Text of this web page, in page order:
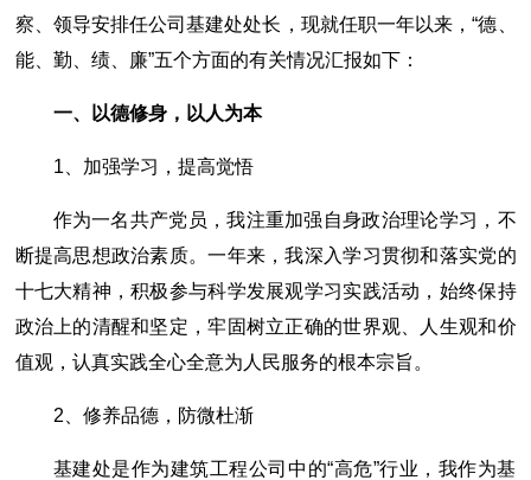
察、领导安排任公司基建处处长，现就任职一年以来，“德、
能、勤、绩、廉”五个方面的有关情况汇报如下：
一、以德修身，以人为本
1、加强学习，提高觉悟
作为一名共产党员，我注重加强自身政治理论学习，不
断提高思想政治素质。一年来，我深入学习贯彻和落实党的
十七大精神，积极参与科学发展观学习实践活动，始终保持
政治上的清醒和坚定，牢固树立正确的世界观、人生观和价
值观，认真实践全心全意为人民服务的根本宗旨。
2、修养品德，防微杜渐
基建处是作为建筑工程公司中的“高危”行业，我作为基